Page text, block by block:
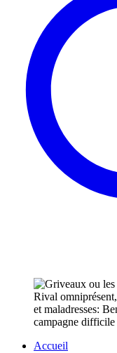
Rival
et maladresses:
campagne difficile
Accueil